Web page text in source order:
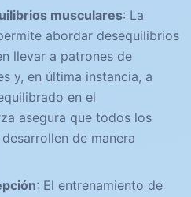
musculares: La
abordar desequilibrios
llevar a patrones de
y, en última instancia, a
en el
asegura que todos los
de manera
: El entrenamiento de